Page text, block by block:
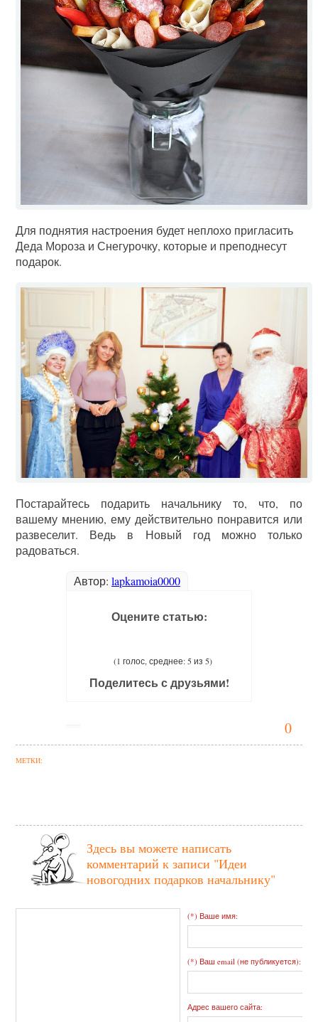
0
Для поднятия настроения будет неплохо пригласить
Деда Мороза и Снегурочку, которые и преподнесут
подарок.
Постарайтесь подарить начальнику то, что, по
вашему мнению, ему действительно понравится или
развеселит. Ведь в Новый год можно только
радоваться.
Автор: lapkamoia0000
Оцените статью:
(1 голос, среднее: 5 из 5)
Поделитесь с друзьями!
МЕТКИ:
Здесь вы можете написать
комментарий к записи "Идеи
новогодних подарков начальнику"
(*) Ваше имя:
(*) Ваш email (не публикуется):
Адрес вашего сайта: